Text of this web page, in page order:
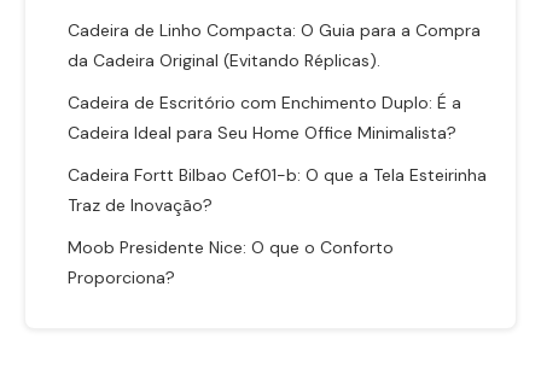
Cadeira de Linho Compacta: O Guia para a Compra
da Cadeira Original (Evitando Réplicas).
Cadeira de Escritório com Enchimento Duplo: É a
Cadeira Ideal para Seu Home Office Minimalista?
Cadeira Fortt Bilbao Cef01-b: O que a Tela Esteirinha
Traz de Inovação?
Moob Presidente Nice: O que o Conforto
Proporciona?